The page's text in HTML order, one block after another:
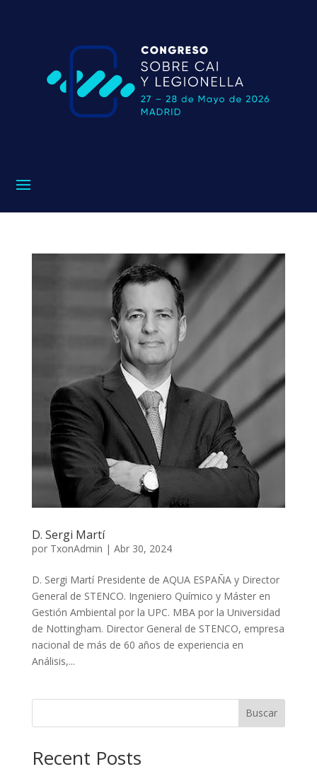
D. Sergi Martí
por TxonAdmin | Abr 30, 2024
D. Sergi Martí Presidente de AQUA ESPAÑA y Director
General de STENCO. Ingeniero Químico y Máster en
Gestión Ambiental por la UPC. MBA por la Universidad
de Nottingham. Director General de STENCO, empresa
nacional de más de 60 años de experiencia en
Análisis,...
Buscar
Recent Posts